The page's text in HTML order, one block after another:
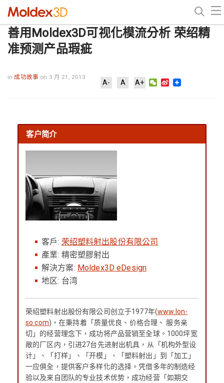
善用Moldex3D可视化模流分析 荣绍精
准预测产品瑕疵
in成功故事 on 3 月 21, 2013
A- A A+ WeChat
Sina
客户简介
客戶: 荣绍塑料射出股份有限公司
產業: 精密塑膠射出
解決方案: Moldex3D eDesign
地区: 台湾
荣绍塑料射出股份有限公司创立于1977年(www.lon-
so.com)，在秉持着「质量优良、价格合理、 服务亲
切」的经营理念下，成功将产品营销至全球。1000坪宽
敞的厂区内，引进27台先进射出机具，从「机构外型设
计」、「打样」、「开模」、「塑料射出」到「加工」
一应俱全，提供客户多样化的选择。凭借多年的制造经
验以及来自团队的专业技术优势，成功经营「如期交